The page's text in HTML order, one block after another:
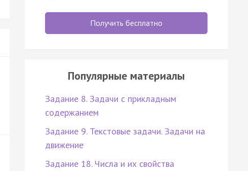
Получить бесплатно
Популярные материалы
Задание 8. Задачи с прикладным
содержанием
Задание 9. Текстовые задачи. Задачи на
движение
Задание 18. Числа и их свойства